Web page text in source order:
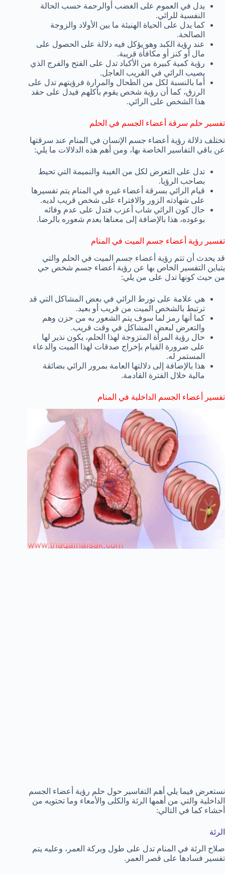
يدل في العموم على الغضب أوالرحمة حسب الحالة
النفسية للرائي.
كما يدل على الحياة الهنيئة ما بين الأولاد والزوجة
الصالحة.
عند رؤية الكبد وهو يؤكل فيه دلالة على الحصول على
مال أو كنز أو مكافأة قريبة.
رؤية كمية كبيرة من الأكباد تدل على الفتح والفرج الذي
يصيب الرائي في القريب العاجل.
أما بالنسبة لكل من الطحال والمرارة فرؤيتهم تدل على
الرزق، كما أن رؤية شخص يقوم بأكلهم فيدل على حقد
هذا الشخص على الرائي.
تفسير حلم سرقة أعضاء الجسم في الحلم
تختلف دلالة رؤية أعضاء جسم الإنسان في المنام عند سرقتها
عن باقي التفاسير الخاصة بها، ومن أهم هذه الدلالات ما يلي:
تدل على التعرض لكل من الغيبة والنميمة التي تحيط
بصاحب الرؤيا.
قيام الرائي بسرقة أعضاء غيره في المنام يتم تفسيرها
على شهادته الزور والافتراء على شخص قريب لديه.
حال كون الرائي شاب أعزب فتدل على عدم وفائه
بوعوده، هذا بالإضافة إلى معناها بعدم شعوره بالرضا.
تفسير رؤية أعضاء جسم الميت في المنام
قد يحدث أن تتم رؤية أعضاء جسم الميت في الحلم والتي
يتباين التفسير الخاص بها عن رؤية أعضاء جسم شخص حي
من حيث كونها تدل على من يلي:
هي علامة على تورط الرائي في بعض المشاكل التي قد
ترتبط بالشخص الميت من قريب أو بعيد.
كما أنها رمز لما سوف يتم الشعور به من حزن وهم
والتعرض لبعض المشاكل في وقت قريب.
حال رؤية المرأة المتزوجة لهذا الحلم، يكون نذير لها
على ضرورة القيام بإخراج صدقات لهذا الميت والدعاء
المستمر له.
هذا بالإضافة إلى دلالتها العامة بمرور الرائي بضائقة
مالية خلال الفترة القادمة.
تفسير أعضاء الجسم الداخلية في المنام
نستعرض فيما يلي أهم التفاسير حول حلم رؤية أعضاء الجسم
الداخلية والتي من أهمها الرئة والكلى والأمعاء وما تحتويه من
أحشاء كما في التالي:
الرئة
صلاح الرئة في المنام تدل على طول وبركة العمر، وعليه يتم
تفسير فسادها على قصر العمر.